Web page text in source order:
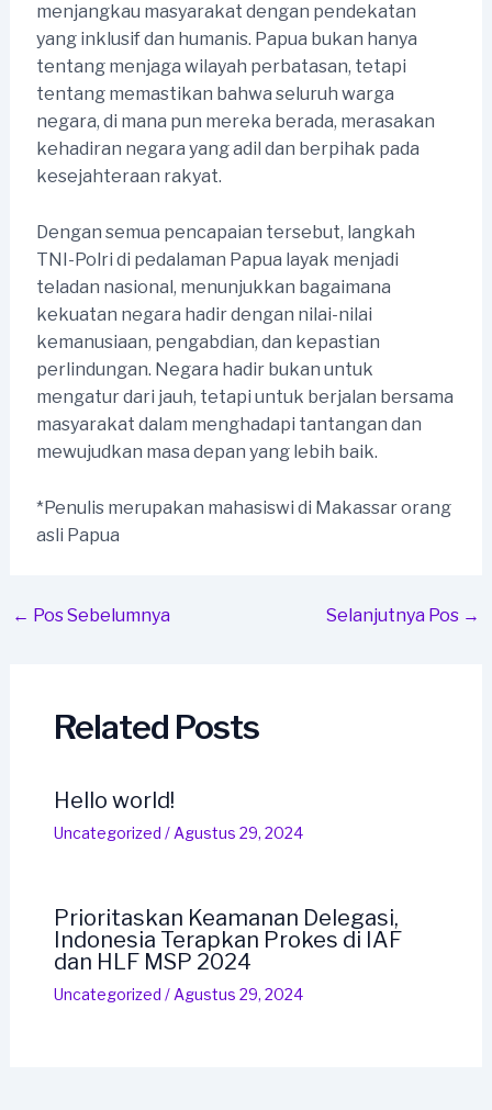
menjangkau masyarakat dengan pendekatan
yang inklusif dan humanis. Papua bukan hanya
tentang menjaga wilayah perbatasan, tetapi
tentang memastikan bahwa seluruh warga
negara, di mana pun mereka berada, merasakan
kehadiran negara yang adil dan berpihak pada
kesejahteraan rakyat.
Dengan semua pencapaian tersebut, langkah
TNI-Polri di pedalaman Papua layak menjadi
teladan nasional, menunjukkan bagaimana
kekuatan negara hadir dengan nilai-nilai
kemanusiaan, pengabdian, dan kepastian
perlindungan. Negara hadir bukan untuk
mengatur dari jauh, tetapi untuk berjalan bersama
masyarakat dalam menghadapi tantangan dan
mewujudkan masa depan yang lebih baik.
*Penulis merupakan mahasiswi di Makassar orang
asli Papua
Post
← Pos Sebelumnya Selanjutnya Pos →
Related Posts
Hello world!
Uncategorized / Agustus 29, 2024
Prioritaskan Keamanan Delegasi,
Indonesia Terapkan Prokes di IAF
dan HLF MSP 2024
Uncategorized / Agustus 29, 2024